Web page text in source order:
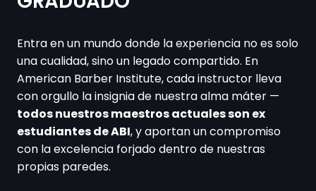
Entra en un mundo donde la experiencia no es solo
una cualidad, sino un legado compartido. En
American Barber Institute, cada instructor lleva
con orgullo la insignia de nuestra alma máter —
todos nuestros maestros actuales son ex
estudiantes de ABI, y aportan un compromiso
con la excelencia forjado dentro de nuestras
propias paredes.